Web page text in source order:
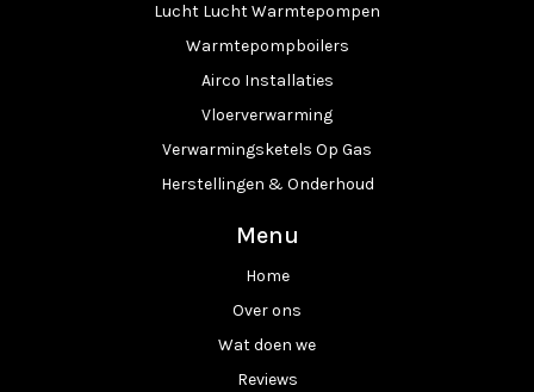
Lucht Lucht Warmtepompen
Warmtepompboilers
Airco Installaties
Vloerverwarming
Verwarmingsketels Op Gas
Herstellingen & Onderhoud
Menu
Home
Over ons
Wat doen we
Reviews